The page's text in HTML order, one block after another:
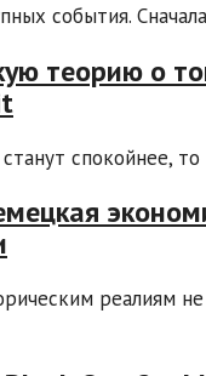
события.
теорию о
спокойнее,
реалиям